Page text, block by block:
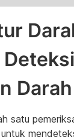
Darah
satu